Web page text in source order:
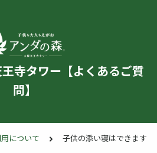
寺タワー【よくあるご質
問】
について 子供の添い寝はできますか